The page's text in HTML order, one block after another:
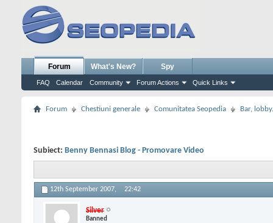
Forum
FAQ Calendar Community Forum Actions Quick Links
What's New? Spy
Forum Chestiuni generale Comunitatea Seopedia Bar,
Subiect: Benny Bennasi Blog - Promovare Video
12th September 2007, 22:42
Silver
Banned